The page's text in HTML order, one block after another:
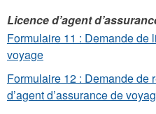
Licence d’agent
Formulaire 11 : Demande de
voyage
Formulaire 12 : Demande de
d’agent d’assurance de